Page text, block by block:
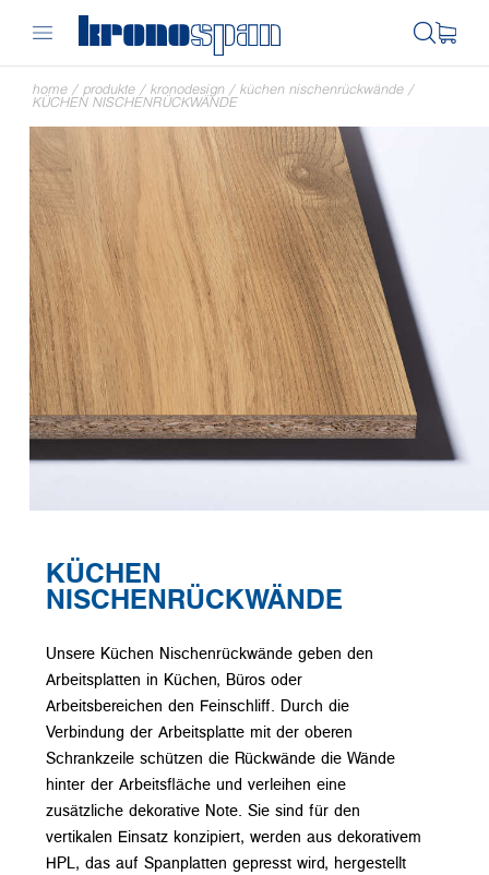
home / produkte / kronodesign / küchen nischenrückwände /
KÜCHEN NISCHENRÜCKWÄNDE
KÜCHEN
NISCHENRÜCKWÄNDE
Unsere Küchen Nischenrückwände geben den
Arbeitsplatten in Küchen, Büros oder
Arbeitsbereichen den Feinschliff. Durch die
Verbindung der Arbeitsplatte mit der oberen
Schrankzeile schützen die Rückwände die Wände
hinter der Arbeitsfläche und verleihen eine
zusätzliche dekorative Note. Sie sind für den
vertikalen Einsatz konzipiert, werden aus dekorativem
HPL, das auf Spanplatten gepresst wird, hergestellt